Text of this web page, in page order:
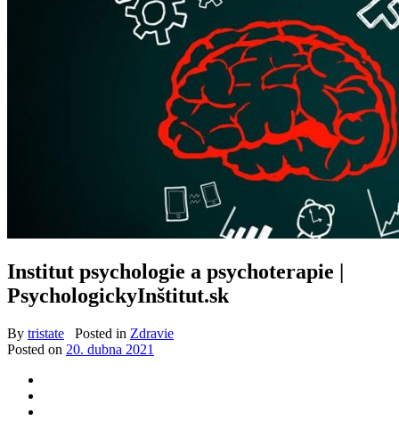
Institut psychologie a psychoterapie |
PsychologickyInštitut.sk
By tristate Posted in Zdravie
Posted on 20. dubna 2021